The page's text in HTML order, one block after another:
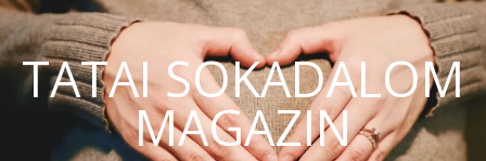
TATAI SOKADALOM
MAGAZIN